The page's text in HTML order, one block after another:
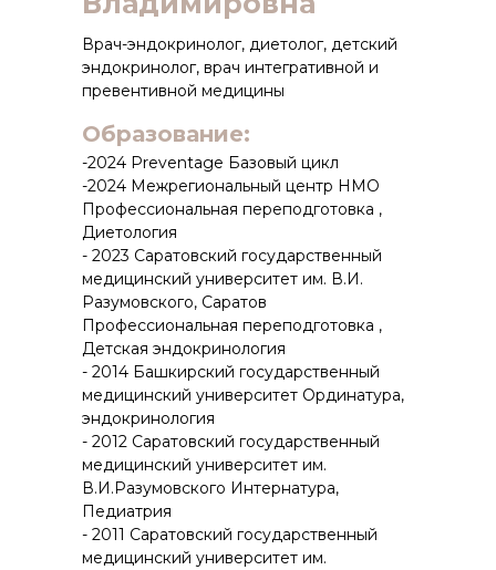
Врач-эндокринолог, диетолог, детский
эндокринолог, врач интегративной и
превентивной медицины
Образование:
-2024 Preventage Базовый цикл
-2024 Межрегиональный центр НМО
Профессиональная переподготовка ,
Диетология
- 2023 Саратовский государственный
медицинский университет им. В.И.
Разумовского, Саратов
Профессиональная переподготовка ,
Детская эндокринология
- 2014 Башкирский государственный
медицинский университет Ординатура,
эндокринология
- 2012 Саратовский государственный
медицинский университет им.
В.И.Разумовского Интернатура,
Педиатрия
- 2011 Саратовский государственный
медицинский университет им.